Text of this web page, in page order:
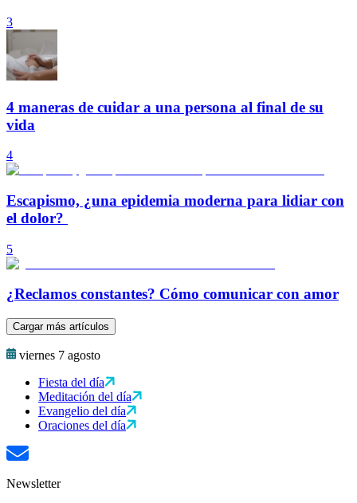
3
4 maneras de cuidar a una persona al final de su
vida
4
Escapismo, ¿una epidemia moderna para lidiar con
el dolor?
5
¿Reclamos constantes? Cómo comunicar con amor
Cargar más artículos
viernes 7 agosto
Fiesta del día
Meditación del día
Evangelio del día
Oraciones del día
Newsletter